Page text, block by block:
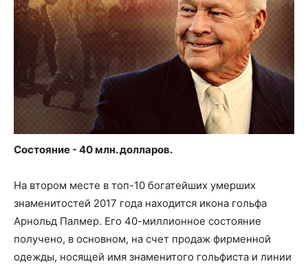
Состояние - 40 млн. долларов.
На втором месте в топ-10 богатейших умерших
знаменитостей 2017 года находится икона гольфа
Арнольд Палмер. Его 40-миллионное состояние
получено, в основном, на счет продаж фирменной
одежды, носящей имя знаменитого гольфиста и линии